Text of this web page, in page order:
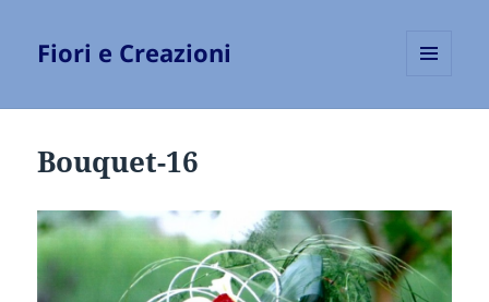
Fiori e Creazioni
Bouquet-16